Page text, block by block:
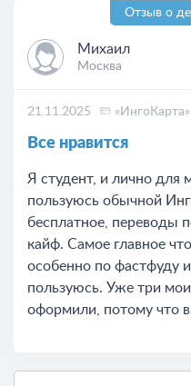
Отзыв о
Михаил
Москва
21.11.2025 «ИнгоКарта»
Все нравится
Я студент, и лично для
пользуюсь обычной
бесплатное, переводы
кайф. Самое главное
особенно по фастфуду
пользуюсь. Уже три
оформили, потому что